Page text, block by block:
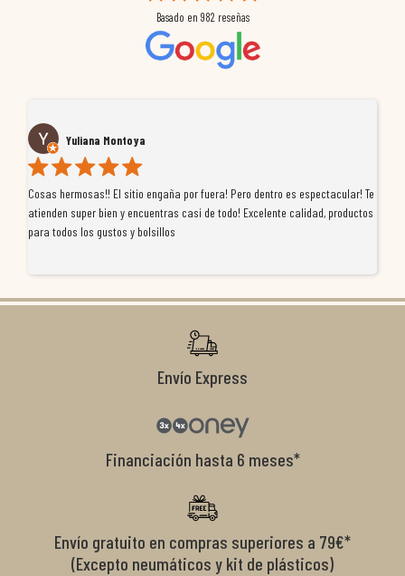
Basado en 982 reseñas
Yuliana Montoya
Cosas hermosas!! El sitio engaña por fuera! Pero dentro es espectacular! Te
atienden super bien y encuentras casi de todo! Excelente calidad, productos
para todos los gustos y bolsillos
Envío Express
Financiación hasta 6 meses*
Envío gratuito en compras superiores a 79€*
(Excepto neumáticos y kit de plásticos)